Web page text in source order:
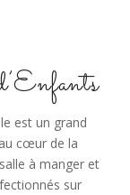
est un grand
cœur de la
à manger et
sur